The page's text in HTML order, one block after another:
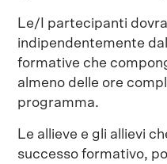
Le/I partecipanti
indipendentemente
formative che
almeno delle ore
programma.
Le allieve e gli allievi
successo formativo,